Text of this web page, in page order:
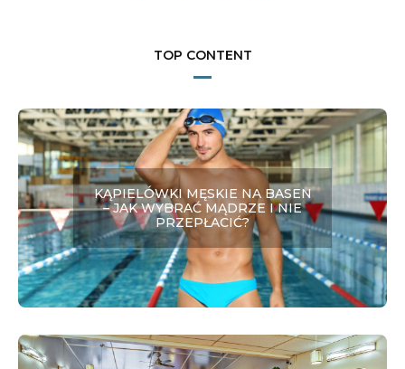
TOP CONTENT
KĄPIELÓWKI MĘSKIE NA BASEN
– JAK WYBRAĆ MĄDRZE I NIE
PRZEPŁACIĆ?